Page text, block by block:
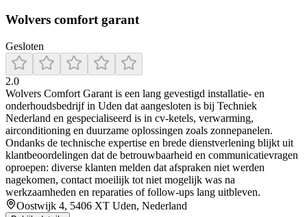
Wolvers comfort garant
Gesloten
2.0
Wolvers Comfort Garant is een lang gevestigd installatie- en
onderhoudsbedrijf in Uden dat aangesloten is bij Techniek
Nederland en gespecialiseerd is in cv-ketels, verwarming,
airconditioning en duurzame oplossingen zoals zonnepanelen.
Ondanks de technische expertise en brede dienstverlening blijkt uit
klantbeoordelingen dat de betrouwbaarheid en communicatievragen
oproepen: diverse klanten melden dat afspraken niet werden
nagekomen, contact moeilijk tot niet mogelijk was na
werkzaamheden en reparaties of follow-ups lang uitbleven.
Oostwijk 4, 5406 XT Uden, Nederland